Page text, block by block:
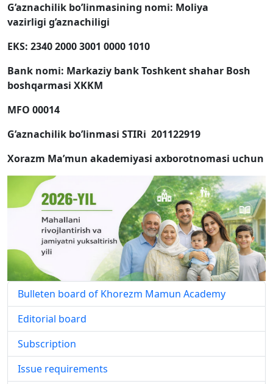
G’aznachilik bo’linmasining nomi: Moliya
vazirligi g’aznachiligi
EKS: 2340 2000 3001 0000 1010
Bank nomi: Markaziy bank Toshkent shahar Bosh
boshqarmasi XKKM
MFO 00014
G’aznachilik bo’linmasi STIRi 201122919
Xorazm Ma’mun akademiyasi axborotnomasi uchun
Bulleten board of Khorezm Mamun Academy
Editorial board
Subscription
Issue requirements